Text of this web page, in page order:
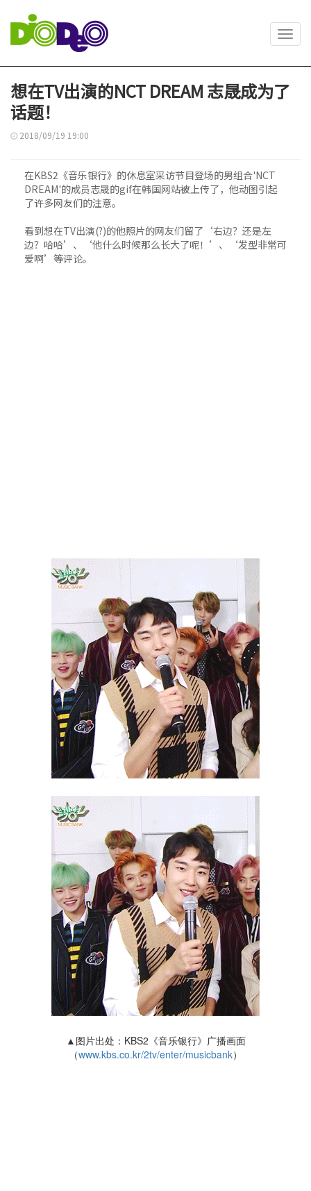
想在TV出演的NCT DREAM 志晟成为了
话题！
2018/09/19 19:00
在KBS2《音乐银行》的休息室采访节目登场的男组合'NCT
DREAM'的成员志晟的gif在韩国网站被上传了，他动图引起
了许多网友们的注意。
看到想在TV出演(?)的他照片的网友们留了‘右边？还是左
边？哈哈’、‘他什么时候那么长大了呢！’、‘发型非常可
爱啊’等评论。
▲图片出处：KBS2《音乐银行》广播画面
（www.kbs.co.kr/2tv/enter/musicbank）